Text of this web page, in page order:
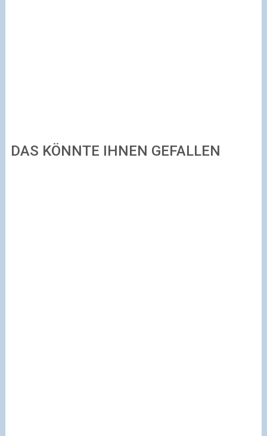
DAS KÖNNTE IHNEN GEFALLEN